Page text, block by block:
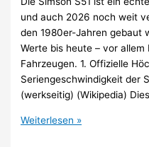
mich
liebte“?
und auch 2026 noch weit
den 1980er-Jahren gebaut
Werte bis heute – vor
Fahrzeugen. 1. Offizielle
Seriengeschwindigkeit der
(werkseitig) (Wikipedia)
Wie
Weiterlesen »